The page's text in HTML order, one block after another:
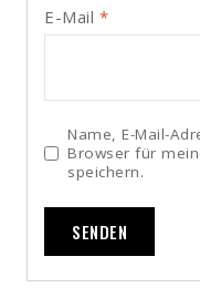
E-Mail *
Name, E-Mail-
Browser für
speichern.